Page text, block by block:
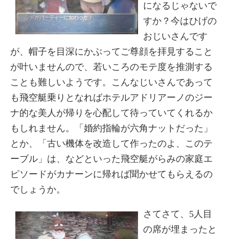
になるじゃないで
すか？今はひげの
おじいさんです
が、帽子を目深にかぶってご尊顔を拝見すること
が叶いませんので、若いころのモテ度を推測する
ことも難しいようです。こんなじいさんであって
も飛空艇乗りとなればホテルアドリアーノのジー
ナ的な美人が帰りを心配して待っていてくれるか
もしれません。「婚約指輪が六角ナットだった」
とか、「古い機体を改造して作ったのよ、このテ
ーブル」は、などといった飛空艇がらみの家庭エ
ピソードがカナーンに帰れば聞かせてもらえるの
でしょうか。
さてさて、5人目
の席が埋まったと